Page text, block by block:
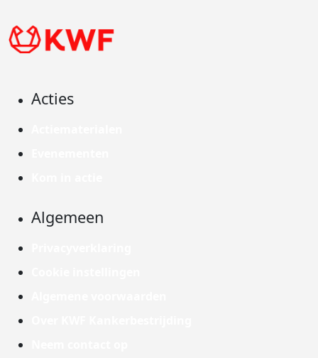
Acties
Algemeen